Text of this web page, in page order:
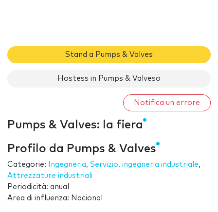
Stand a Pumps & Valves
Hostess in Pumps & Valveso
Notifica un errore
Pumps & Valves: la fiera
Profilo da Pumps & Valves
Categorie: Ingegneria, Servizio, ingegneria industriale,
Attrezzature industriali
Periodicità: anual
Area di influenza: Nacional